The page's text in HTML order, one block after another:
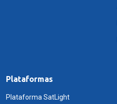
Plataformas
Plataforma SatLight